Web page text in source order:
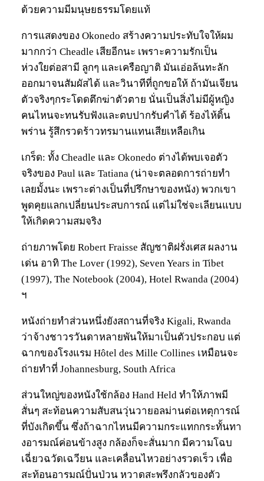
ด้วยความมีมนุษยธรรมโดยแท้
การแสดงของ Okonedo สร้างความประทับใจให้ผม
มากกว่า Cheadle เสียอีกนะ เพราะความรักเป็น
ห่วงใยต่อสามี ลูกๆ และเครือญาติ มันเอ่อล้นทะลัก
ออกมาจนสัมผัสได้ และวินาทีที่ถูกขอให้ ถ้ามันเจียน
ตัวจริงๆกระโดดตึกฆ่าตัวตาย นั่นเป็นสิ่งไม่มีผู้หญิง
คนไหนจะทนรับฟังและตบปากรับคำได้ ร้องไห้ดิ้น
พร่าน รู้สึกรวดร้าวทรมานแทนเสียเหลือเกิน
เกร็ด: ทั้ง Cheadle และ Okonedo ต่างได้พบเจอตัว
จริงของ Paul และ Tatiana (น่าจะตลอดการถ่ายทำ
เลยมั้งนะ เพราะต่างเป็นที่ปรึกษาของหนัง) พวกเขา
พูดคุยแลกเปลี่ยนประสบการณ์ แต่ไม่ใช่จะเลียนแบบ
ให้เกิดความสมจริง
ถ่ายภาพโดย Robert Fraisse สัญชาติฝรั่งเศส ผลงาน
เด่น อาทิ The Lover (1992), Seven Years in Tibet
(1997), The Notebook (2004), Hotel Rwanda (2004)
ฯ
หนังถ่ายทำส่วนหนึ่งยังสถานที่จริง Kigali, Rwanda
ว่าจ้างชาวรวันดาหลายพันให้มาเป็นตัวประกอบ แต่
ฉากของโรงแรม Hôtel des Mille Collines เหมือนจะ
ถ่ายทำที่ Johannesburg, South Africa
ส่วนใหญ่ของหนังใช้กล้อง Hand Held ทำให้ภาพมี
สั่นๆ สะท้อนความสับสนวุ่นวายอลม่านต่อเหตุการณ์
ที่บังเกิดขึ้น ซึ่งถ้าฉากไหนมีความกระแทกกระทั้นทา
งอารมณ์ค่อนข้างสูง กล้องก็จะสั่นมาก มีความโฉบ
เฉี่ยวฉวัดเฉวียน และเคลื่อนไหวอย่างรวดเร็ว เพื่อ
สะท้อนอารมณ์ปั่นป่วน หวาดสะพรึงกลัวของตัว